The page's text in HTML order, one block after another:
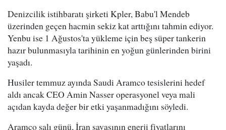
Denizcilik istihbaratı şirketi Kpler, Babu'l Mendeb
üzerinden geçen hacmin sekiz kat arttığını tahmin ediyor.
Yenbu ise 1 Ağustos'ta yükleme için beş süper tankerin
hazır bulunmasıyla tarihinin en yoğun günlerinden birini
yaşadı.
Husiler temmuz ayında Saudi Aramco tesislerini hedef
aldı ancak CEO Amin Nasser operasyonel veya mali
açıdan kayda değer bir etki yaşanmadığını söyledi.
Aramco salı günü, İran savaşının enerji fiyatlarını